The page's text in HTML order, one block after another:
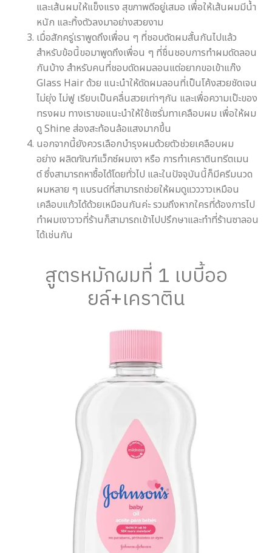
และเส้นผมให้แข็งแรง สุขภาพดีอยู่เสมอ เพื่อให้เส้นผมมีน้ำ
หนัก และทิ้งตัวลงมาอย่างสวยงาม
เมื่อสักครู่เราพูดถึงเพื่อน ๆ ที่ชอบตัดผมสั้นกันไปแล้ว
สำหรับข้อนี้ขอมาพูดถึงเพื่อน ๆ ที่ชื่นชอบการทำผมดัดลอน
กันบ้าง สำหรับคนที่ชอบดัดผมลอนแต่อยากขอเข้าแก๊ง
Glass Hair ด้วย แนะนำให้ดัดผมลอนที่เป็นโค้งสวยชัดเจน
ไม่ยุ่ง ไม่ฟู เรียบเป็นคลื่นสวยเท่าๆกัน และเพื่อความเป๊ะของ
ทรงผม ทางเราขอแนะนำให้ใช้เซรั่มทาเคลือบผม เพื่อให้ผม
ดู Shine ส่องสะท้อนล้อแสงมากขึ้น
นอกจากนี้ยังควรเลือกบำรุงผมด้วยตัวช่วยเคลือบผม
อย่าง ผลิตภัณฑ์แว็กซ์ผมเงา หรือ การทำเคราตินทรีตเมน
ต์ ซึ่งสามารถหาซื้อได้โดยทั่วไป และในปัจจุบันนี้ก็มีครีมนวด
ผมหลาย ๆ แบรนด์ที่สามารถช่วยให้ผมดูแวววาวเหมือน
เคลือบแก้วได้ด้วยเหมือนกันค่ะ รวมถึงหากใครที่ต้องการไป
ทำผมเงาวาวที่ร้านก็สามารถเข้าไปปรึกษาและทำที่ร้านซาลอน
ได้เช่นกัน
สูตรหมักผมที่ 1 เบบี้ออ
ยล์+เคราติน